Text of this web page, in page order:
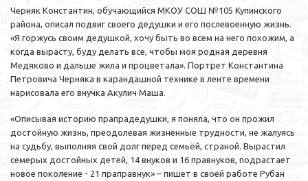
Черняк Константин, обучающийся МКОУ СОШ №105 Купинского
района, описал подвиг своего дедушки и его послевоенную жизнь.
«Я горжусь своим дедушкой, хочу быть во всем на него похожим, а
когда вырасту, буду делать все, чтобы моя родная деревня
Медяково и дальше жила и процветала». Портрет Константина
Петровича Черняка в карандашной технике в ленте времени
нарисовала его внучка Акулич Маша.
«Описывая историю прапрадедушки, я поняла, что он прожил
достойную жизнь, преодолевая жизненные трудности, не жалуясь
на судьбу, выполняя свой долг перед семьёй, страной. Вырастил
семерых достойных детей, 14 внуков и 16 правнуков, подрастает
новое поколение - 21 праправнук» – пишет в своей работе Рубан